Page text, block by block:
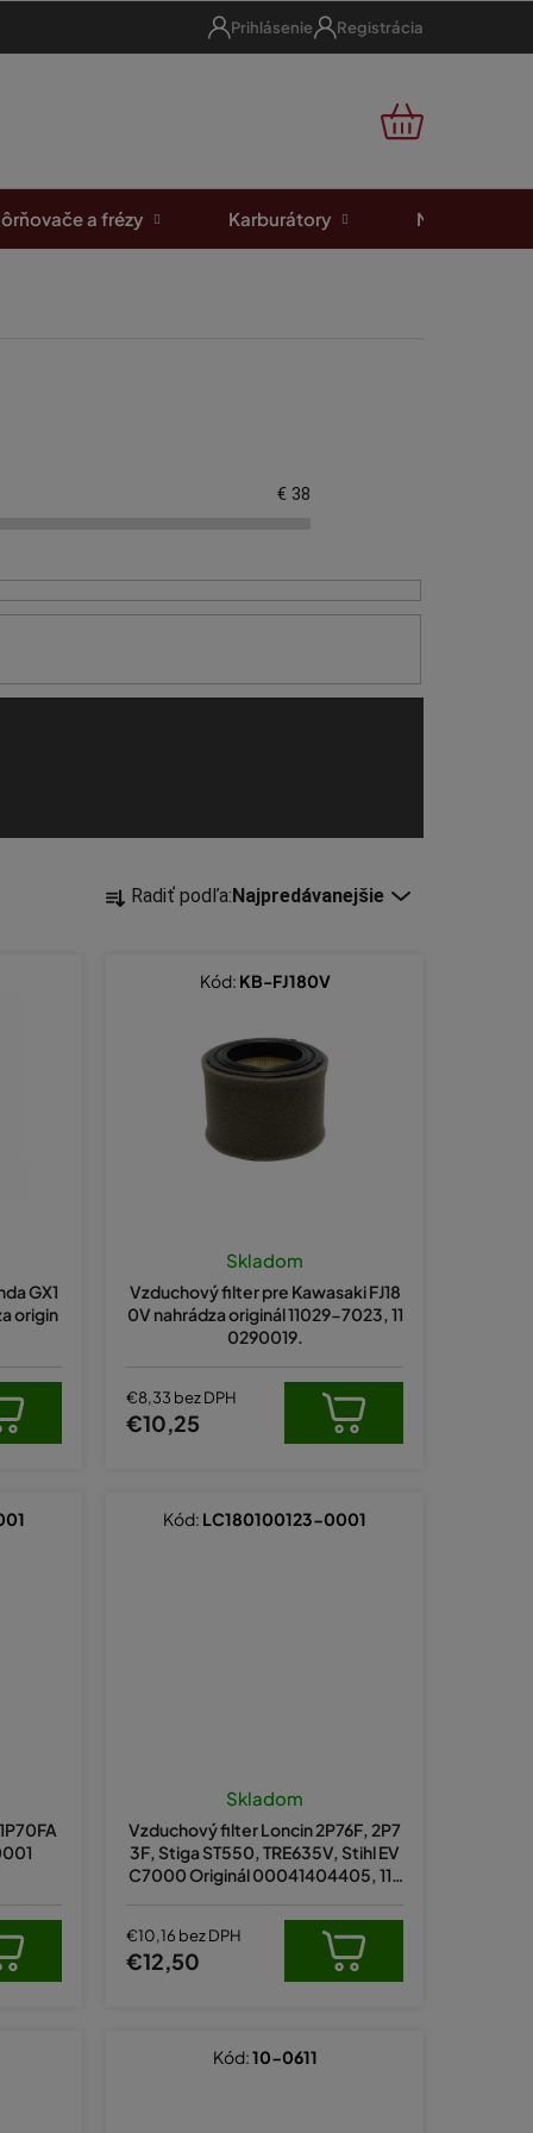
Prihlásenie Registrácia
NÁKUPNÝ
a frézy Karburátory Motorové
R
a Radiť podľa:Najpredávanejšie
€ 38
GX1
origin
Vzduchový filter pre Kawasaki FJ18
0V nahrádza originál 11029-7023, 11
0290019.
Skladom
€8,33 bez DPH
€10,25
Kód: KB-FJ180V
Vzduchový filter Loncin 2P76F, 2P7
3F, Stiga ST550, TRE635V, Stihl EV
C7000 Originál 00041404405, 118
Skladom
€10,16 bez DPH
€12,50
Kód: LC180100123-0001
Kód:10-0611